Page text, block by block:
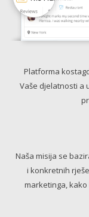
Platforma
Vaše djelatnosti a
Naša misija se
i konkretnih
marketinga,